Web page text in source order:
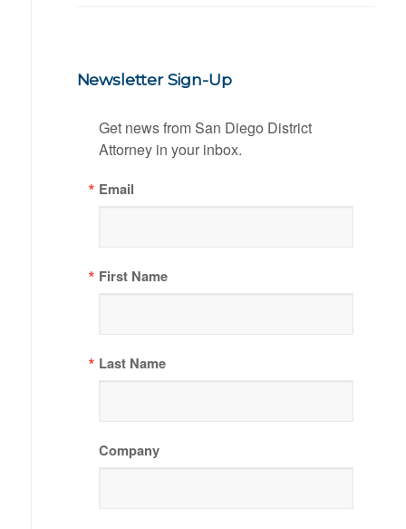
Newsletter Sign-Up
Get news from San Diego District
Attorney in your inbox.
Email
First Name
Last Name
Company